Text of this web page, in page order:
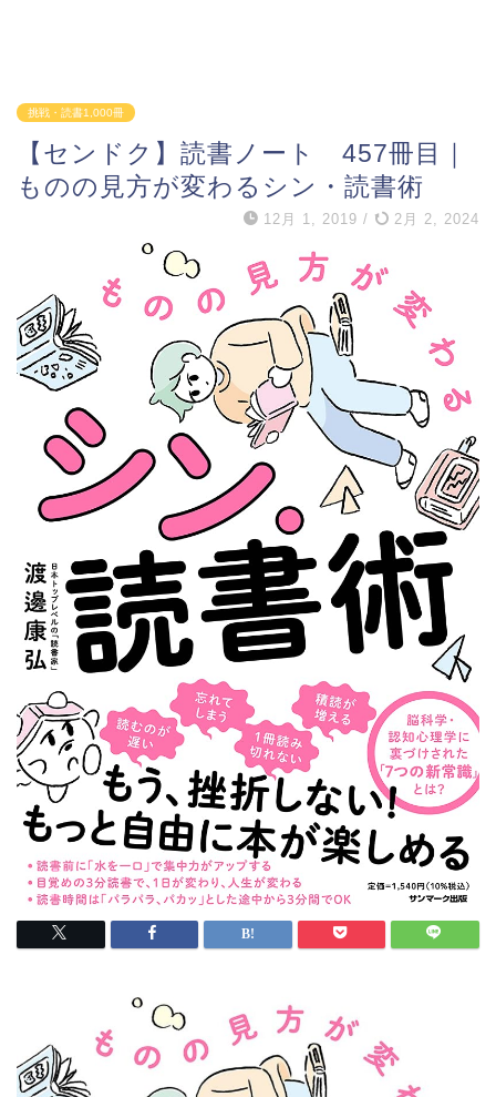
挑戦・読書1,000冊
【センドク】読書ノート 457冊目｜
ものの見方が変わるシン・読書術
12月 1, 2019 / 2月 2, 2024